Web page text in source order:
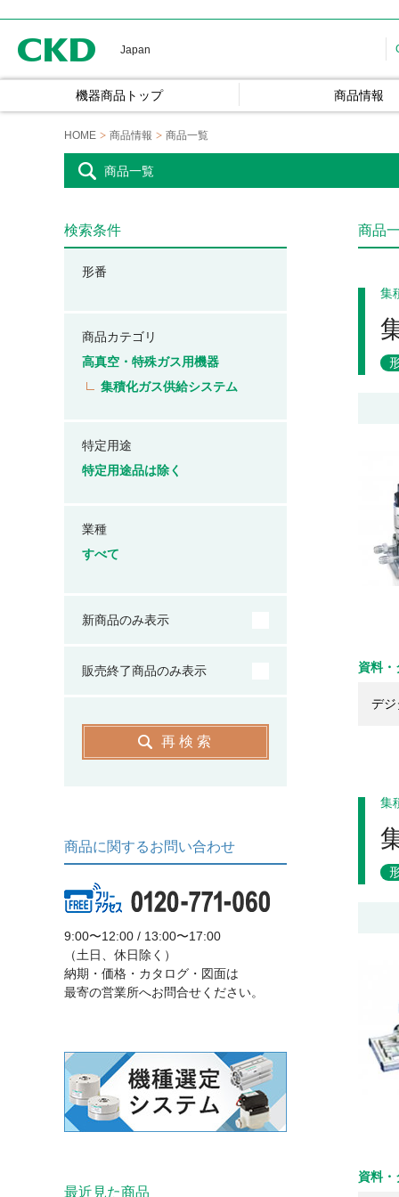
Japan
機器商品トップ 商品情報
HOME 商品情報 商品一覧
商品一覧
商品
集
資料・
デジ
集
資料・
検索条件
形番
商品カテゴリ
高真空・特殊ガス用機器
集積化ガス供給システム
特定用途
特定用途品は除く
業種
すべて
新商品のみ表示
販売終了商品のみ表示
再検索
商品に関するお問い合わせ
9:00〜12:00 / 13:00〜17:00
（土日、休日除く）
納期・価格・カタログ・図面は
最寄の営業所へお問合せください。
最近見た商品